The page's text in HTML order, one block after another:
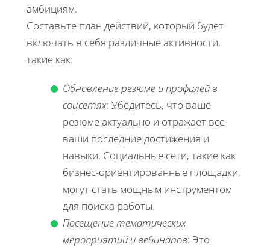
амбициям.
Составьте план действий, который будет
включать в себя различные активности,
такие как:
Обновление резюме и профилей в
соцсетях: Убедитесь, что ваше
резюме актуально и отражает все
ваши последние достижения и
навыки. Социальные сети, такие как
бизнес-ориентированные площадки,
могут стать мощным инструментом
для поиска работы.
Посещение тематических
мероприятий и вебинаров: Это